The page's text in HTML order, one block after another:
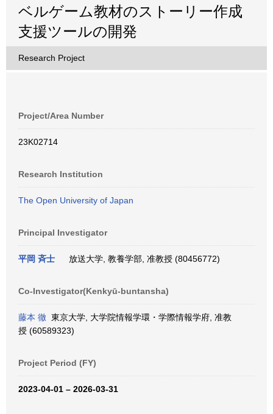
ベルゲーム教材のストーリー作成
支援ツールの開発
Research Project
Project/Area Number
23K02714
Research Institution
The Open University of Japan
Principal Investigator
平岡 斉士 放送大学, 教養学部, 准教授 (80456772)
Co-Investigator(Kenkyū-buntansha)
藤本 徹 東京大学, 大学院情報学環・学際情報学府, 准教
授 (60589323)
Project Period (FY)
2023-04-01 – 2026-03-31